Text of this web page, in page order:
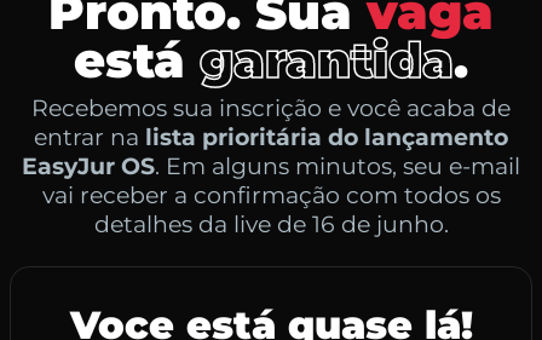
está garantida.
Recebemos sua inscrição e você acaba de
entrar na lista prioritária do lançamento
EasyJur OS. Em alguns minutos, seu e-mail
vai receber a confirmação com todos os
detalhes da live de 16 de junho.
Voce está quase lá!